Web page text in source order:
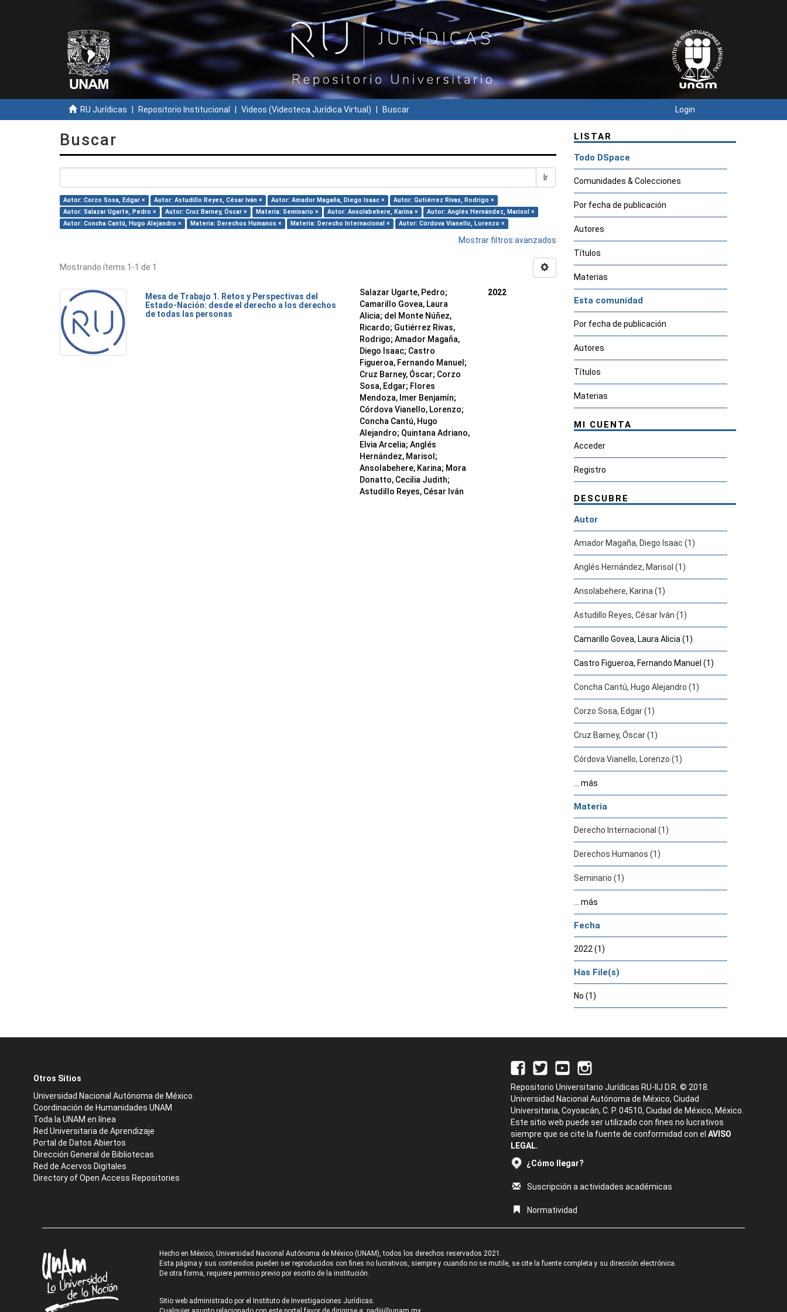
RU Jurídicas Repositorio Institucional Videos (Videoteca Jurídica Virtual) Buscar Login
Buscar
Ir
Autor: Corzo Sosa, Edgar × Autor: Astudillo Reyes, César Iván × Autor: Amador Magaña, Diego Isaac ×
Autor: Gutiérrez Rivas, Rodrigo ×
Autor: Salazar Ugarte, Pedro ×
Autor: Cruz Barney, Óscar × Materia: Seminario × Autor: Ansolabehere, Karina ×
Autor: Anglés Hernández, Marisol ×
Autor: Concha Cantú, Hugo Alejandro ×
Materia: Derechos Humanos × Materia: Derecho Internacional × Autor: Córdova Vianello, Lorenzo ×
Mostrar filtros avanzados
Mostrando ítems 1-1 de 1
Mesa de Trabajo 1. Retos y Perspectivas del
Estado-Nación: desde el derecho a los derechos
de todas las personas
Salazar Ugarte, Pedro;
Camarillo Govea, Laura
Alicia; del Monte Núñez,
Ricardo; Gutiérrez Rivas,
Rodrigo; Amador Magaña,
Diego Isaac; Castro
Figueroa, Fernando Manuel ;
Cruz Barney, Óscar; Corzo
Sosa, Edgar; Flores
Mendoza, Imer Benjamín;
Córdova Vianello, Lorenzo;
Concha Cantú, Hugo
Alejandro; Quintana Adriano,
Elvia Arcelia; Anglés
Hernández, Marisol ;
Ansolabehere, Karina; Mora
Donatto, Cecilia Judith;
Astudillo Reyes, César Iván
2022
LISTAR
Todo DSpace
Comunidades & Colecciones
Por fecha de publicación
Autores
Títulos
Materias
Esta comunidad
Por fecha de publicación
Autores
Títulos
Materias
MI CUENTA
Acceder
Registro
DESCUBRE
Autor
Amador Magaña, Diego Isaac (1)
Anglés Hernández, Marisol (1)
Ansolabehere, Karina (1)
Astudillo Reyes, César Iván (1)
Camarillo Govea, Laura Alicia (1)
Castro Figueroa, Fernando Manuel (1)
Concha Cantú, Hugo Alejandro (1)
Corzo Sosa, Edgar (1)
Cruz Barney, Óscar (1)
Córdova Vianello, Lorenzo (1)
... más
Materia
Derecho Internacional (1)
Derechos Humanos (1)
Seminario (1)
... más
Fecha
2022 (1)
Has File(s)
No (1)
Otros Sitios
Universidad Nacional Autónoma de México
Coordinación de Humanidades UNAM
Toda la UNAM en línea
Red Universitaria de Aprendizaje
Portal de Datos Abiertos
Dirección General de Bibliotecas
Red de Acervos Digitales
Directory of Open Access Repositories
Repositorio Universitario Jurídicas RU-IIJ D.R. © 2018.
Universidad Nacional Autónoma de México, Ciudad
Universitaria, Coyoacán, C. P. 04510, Ciudad de México, México.
Este sitio web puede ser utilizado con fines no lucrativos
siempre que se cite la fuente de conformidad con el AVISO
LEGAL.
¿Cómo llegar?
Suscripción a actividades académicas
Normatividad
Hecho en México, Universidad Nacional Autónoma de México (UNAM), todos los derechos reservados 2021.
Esta página y sus contenidos pueden ser reproducidos con fines no lucrativos, siempre y cuando no se mutile, se cite la fuente completa y su dirección electrónica.
De otra forma, requiere permiso previo por escrito de la institución.
Sitio web administrado por el Instituto de Investigaciones Jurídicas.